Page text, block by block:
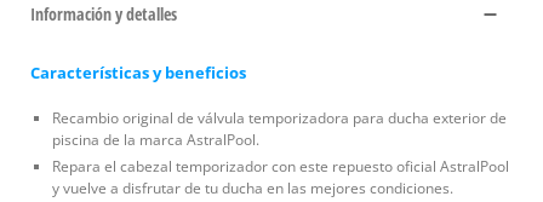
Información y detalles
Características y beneficios
Recambio original de válvula temporizadora para ducha exterior de
piscina de la marca AstralPool.
Repara el cabezal temporizador con este repuesto oficial AstralPool
y vuelve a disfrutar de tu ducha en las mejores condiciones.